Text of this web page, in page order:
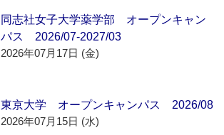
同志社女子大学薬学部 オープンキャン
パス 2026/07-2027/03
2026年07月17日 (金)
東京大学 オープンキャンパス 2026/08
2026年07月15日 (水)